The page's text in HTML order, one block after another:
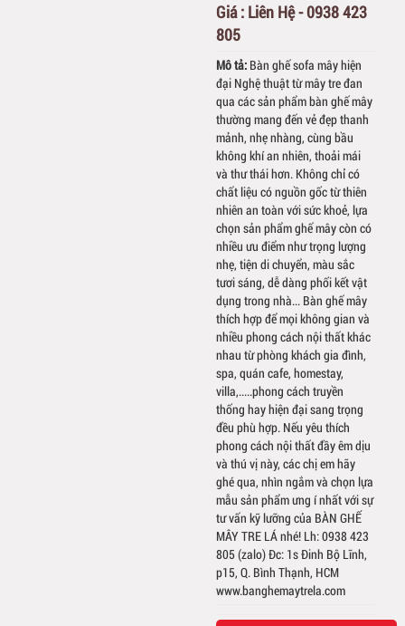
Giá : Liên Hệ - 0938 423
805
Mô tả: Bàn ghế sofa mây hiện
đại Nghệ thuật từ mây tre đan
qua các sản phẩm bàn ghế mây
thường mang đến vẻ đẹp thanh
mảnh, nhẹ nhàng, cùng bầu
không khí an nhiên, thoải mái
và thư thái hơn. Không chỉ có
chất liệu có nguồn gốc từ thiên
nhiên an toàn với sức khoẻ, lựa
chọn sản phẩm ghế mây còn có
nhiều ưu điểm như trọng lượng
nhẹ, tiện di chuyển, màu sắc
tươi sáng, dễ dàng phối kết vật
dụng trong nhà... Bàn ghế mây
thích hợp để mọi không gian và
nhiều phong cách nội thất khác
nhau từ phòng khách gia đình,
spa, quán cafe, homestay,
villa,.....phong cách truyền
thống hay hiện đại sang trọng
đều phù hợp. Nếu yêu thích
phong cách nội thất đầy êm dịu
và thú vị này, các chị em hãy
ghé qua, nhìn ngắm và chọn lựa
mẫu sản phẩm ưng í nhất với sự
tư vấn kỹ lưỡng của BÀN GHẾ
MÂY TRE LÁ nhé! Lh: 0938 423
805 (zalo) Đc: 1s Đinh Bộ Lĩnh,
p15, Q. Bình Thạnh, HCM
www.banghemaytrela.com